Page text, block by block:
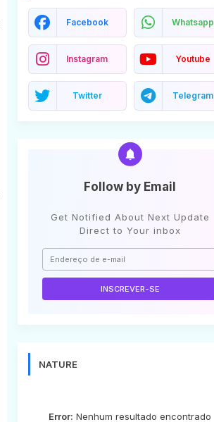
Facebook Whatsapp
Instagram Youtube
Twitter Telegram
Follow by Email
Get Notified About Next Update
Direct to Your inbox
NATURE
Error: Nenhum resultado encontrado